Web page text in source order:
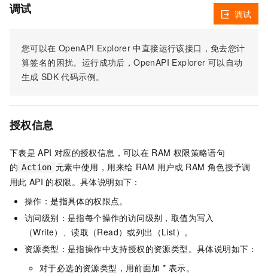
调试
您可以在 OpenAPI Explorer 中直接运行该接口，免去您计
算签名的困扰。运行成功后，OpenAPI Explorer 可以自动
生成 SDK 代码示例。
调试
授权信息
下表是 API 对应的授权信息，可以在 RAM 权限策略语句
的 Action 元素中使用，用来给 RAM 用户或 RAM 角色授予调
用此 API 的权限。具体说明如下：
操作：是指具体的权限点。
访问级别：是指每个操作的访问级别，取值为写入
（Write）、读取（Read）或列出（List）。
资源类型：是指操作中支持授权的资源类型。具体说明如下：
对于必选的资源类型，用前面加 * 表示。